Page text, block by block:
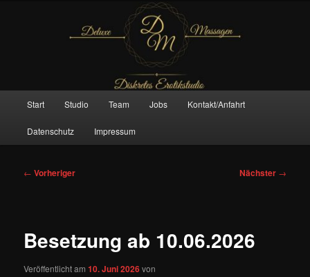
Deluxe Massagen And More
Start Studio Team Jobs Kontakt/Anfahrt
Datenschutz Impressum
Beitragsnavigation
← Vorheriger Nächster →
Besetzung ab 10.06.2026
Veröffentlicht am10. Juni 2026von